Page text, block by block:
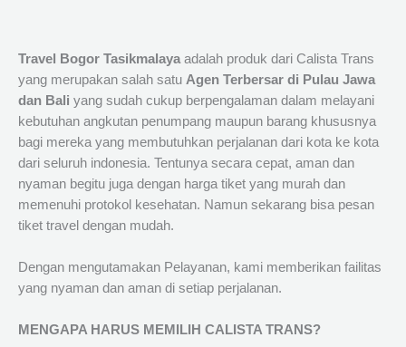
Travel Bogor Tasikmalaya adalah produk dari Calista Trans
yang merupakan salah satu Agen Terbersar di Pulau Jawa
dan Bali yang sudah cukup berpengalaman dalam melayani
kebutuhan angkutan penumpang maupun barang khususnya
bagi mereka yang membutuhkan perjalanan dari kota ke kota
dari seluruh indonesia. Tentunya secara cepat, aman dan
nyaman begitu juga dengan harga tiket yang murah dan
memenuhi protokol kesehatan. Namun sekarang bisa pesan
tiket travel dengan mudah.
Dengan mengutamakan Pelayanan, kami memberikan failitas
yang nyaman dan aman di setiap perjalanan.
MENGAPA HARUS MEMILIH CALISTA TRANS?